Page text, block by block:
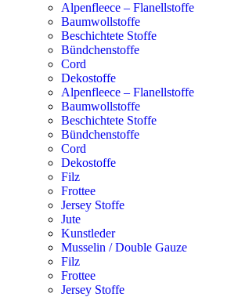
Alpenfleece – Flanellstoffe
Baumwollstoffe
Beschichtete Stoffe
Bündchenstoffe
Cord
Dekostoffe
Alpenfleece – Flanellstoffe
Baumwollstoffe
Beschichtete Stoffe
Bündchenstoffe
Cord
Dekostoffe
Filz
Frottee
Jersey Stoffe
Jute
Kunstleder
Musselin / Double Gauze
Filz
Frottee
Jersey Stoffe